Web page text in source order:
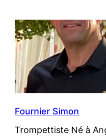
Fournier Simon
Trompettiste Né à